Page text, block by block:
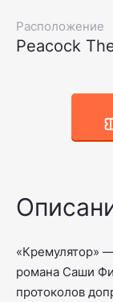
Расположение
Peacock
«Кремулятор»
романа Саши
протоколов